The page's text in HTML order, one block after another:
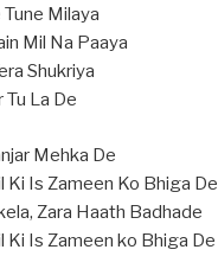
Milaya
Mil Na Paaya
Shukriya
Tu La De
Mehka De
Ki Is Zameen Ko Bhiga De
Zara Haath Badhade
Ki Is Zameen ko Bhiga De